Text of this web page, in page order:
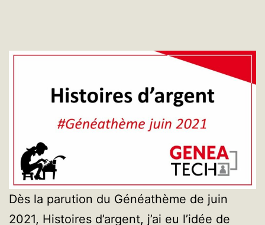
Dès la parution du Généathème de juin
2021, Histoires d’argent, j’ai eu l’idée de